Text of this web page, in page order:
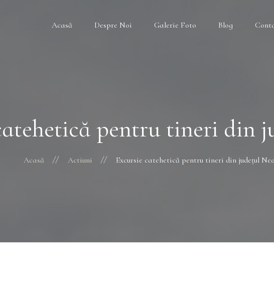
Acasă Despre Noi Galerie Foto Blog
pentru tineri din
Acasă Actiuni Excursie catehetică pentru tineri din județul